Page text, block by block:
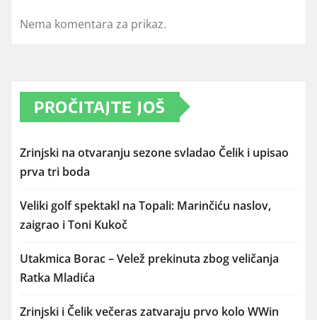
Nema komentara za prikaz.
PROČITAJTE JOŠ
Zrinjski na otvaranju sezone svladao Čelik i upisao
prva tri boda
Veliki golf spektakl na Topali: Marinčiću naslov,
zaigrao i Toni Kukoč
Utakmica Borac – Velež prekinuta zbog veličanja
Ratka Mladića
Zrinjski i Čelik večeras zatvaraju prvo kolo WWin